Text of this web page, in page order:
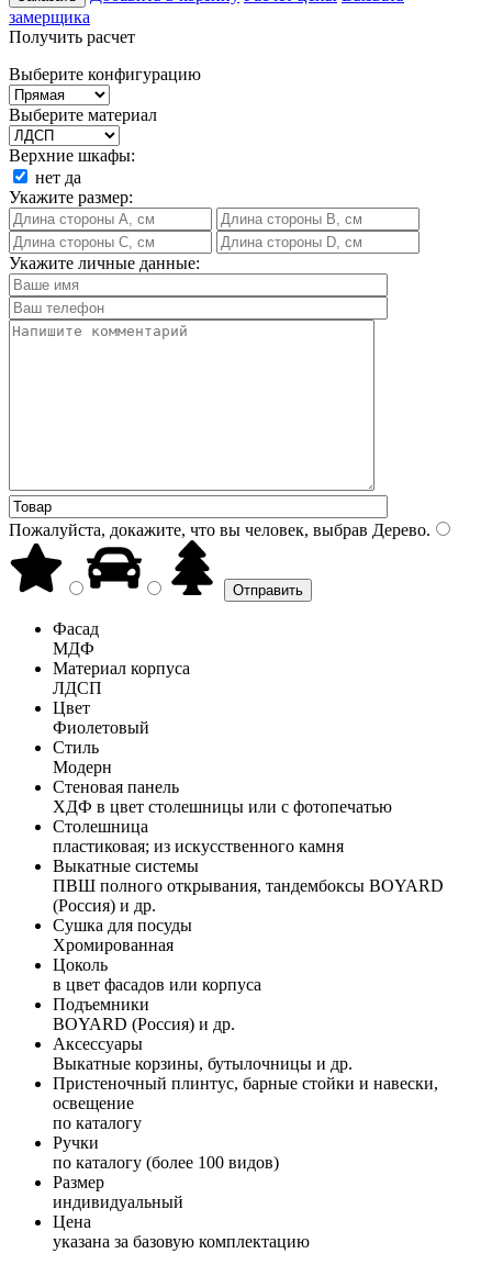
замерщика
Получить расчет
Выберите конфигурацию
Выберите материал
Верхние шкафы:
нет да
Укажите размер:
Укажите личные данные:
Пожалуйста, докажите, что вы человек, выбрав Дерево.
Фасад
МДФ
Материал корпуса
ЛДСП
Цвет
Фиолетовый
Стиль
Модерн
Стеновая панель
ХДФ в цвет столешницы или с фотопечатью
Столешница
пластиковая; из искусственного камня
Выкатные системы
ПВШ полного открывания, тандембоксы BOYARD
(Россия) и др.
Сушка для посуды
Хромированная
Цоколь
в цвет фасадов или корпуса
Подъемники
BOYARD (Россия) и др.
Аксессуары
Выкатные корзины, бутылочницы и др.
Пристеночный плинтус, барные стойки и навески,
освещение
по каталогу
Ручки
по каталогу (более 100 видов)
Размер
индивидуальный
Цена
указана за базовую комплектацию